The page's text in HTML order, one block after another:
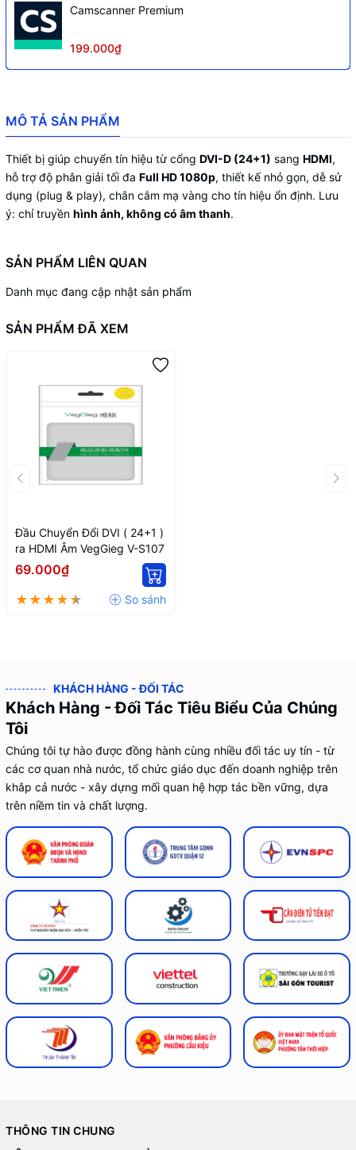
Camscanner Premium
199.000₫
MÔ TẢ SẢN PHẨM
Thiết bị giúp chuyển tín hiệu từ cổng DVI-D (24+1) sang HDMI,
hỗ trợ độ phân giải tối đa Full HD 1080p, thiết kế nhỏ gọn, dễ sử
dụng (plug & play), chân cắm mạ vàng cho tín hiệu ổn định. Lưu
ý: chỉ truyền hình ảnh, không có âm thanh.
SẢN PHẨM LIÊN QUAN
Danh mục đang cập nhật sản phẩm
SẢN PHẨM ĐÃ XEM
Đầu Chuyển Đổi DVI ( 24+1 )
ra HDMI Âm VegGieg V-S107
69.000₫
KHÁCH HÀNG - ĐỐI TÁC
Khách Hàng - Đối Tác Tiêu Biểu Của Chúng
Tôi
Chúng tôi tự hào được đồng hành cùng nhiều đối tác uy tín - từ
các cơ quan nhà nước, tổ chức giáo dục đến doanh nghiệp trên
khắp cả nước - xây dựng mối quan hệ hợp tác bền vững, dựa
trên niềm tin và chất lượng.
THÔNG TIN CHUNG